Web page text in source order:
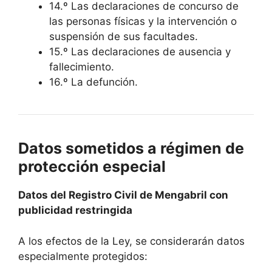
14.º Las declaraciones de concurso de
las personas físicas y la intervención o
suspensión de sus facultades.
15.º Las declaraciones de ausencia y
fallecimiento.
16.º La defunción.
Datos sometidos a régimen de
protección especial
Datos del Registro Civil de Mengabril con
publicidad restringida
A los efectos de la Ley, se considerarán datos
especialmente protegidos: